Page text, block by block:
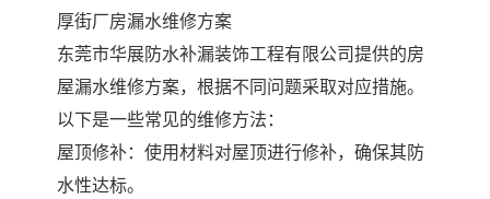
厚街厂房漏水维修方案
东莞市华展防水补漏装饰工程有限公司提供的房
屋漏水维修方案，根据不同问题采取对应措施。
以下是一些常见的维修方法：
屋顶修补：使用材料对屋顶进行修补，确保其防
水性达标。